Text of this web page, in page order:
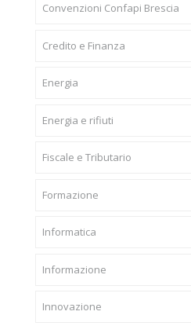
Convenzioni Confapi Brescia
Credito e Finanza
Energia
Energia e rifiuti
Fiscale e Tributario
Formazione
Informatica
Informazione
Innovazione